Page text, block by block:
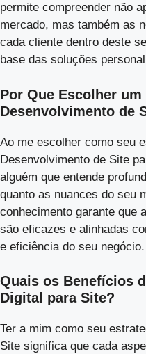
permite compreender não
mercado, mas também as
cada cliente dentro deste
base das soluções
Por Que Escolher
Desenvolvimento de
Ao me escolher como seu
Desenvolvimento de Site
alguém que entende
quanto as nuances do seu
conhecimento garante que
são eficazes e alinhadas
e eficiência do seu negócio.
Quais os Benefícios
Digital para Site?
Ter a mim como seu
Site significa que cada